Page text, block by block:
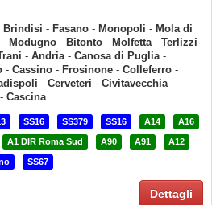
Brindisi - Fasano - Monopoli - Mola di
- Modugno - Bitonto - Molfetta- Terlizzi
- Andria- Canosa di Puglia-
- Cassino - Frosinone - Colleferro -
- Cerveteri - Civitavecchia-
- Cascina
SS16 SS379 SS16 A14 A16
A1 DIR Roma Sud A90 A91 A12
SS67
Dettagli